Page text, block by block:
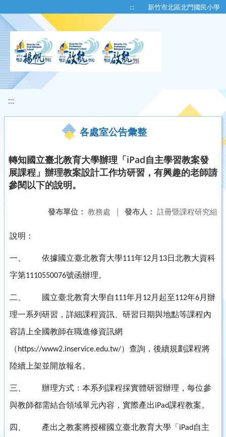
::: 新竹市北區北門國民小學
:::
各處室公告彙整
轉知國立臺北教育大學辦理「iPad自主學習教案發
展課程」辦理教案設計工作坊研習，有興趣的老師請
參閱以下的說明。
發布人： 註冊暨課程研究組
發布單位： 教務處 |
說明：
一、 依據國立臺北教育大學111年12月 13日北教大資科
字第1110550076號函辦理。
二、 國立臺北教育大學自111年月 12月起至112年6月辦
理一系列研習，詳細課程資訊、研習日期與地點等課程內
容請上全國教師在職進修資訊網
（ https://www2.inservice.edu.tw/）查詢，後續規劃課程將
陸續上架並開放報名。
三、
辦理方式：本系列課程採實體研習辦理，每位參
與教師都需結合領域單元內容，實際產出iPad課程教案。
四、 產出之教案將授權國立臺北教育大學「 iPad 自主